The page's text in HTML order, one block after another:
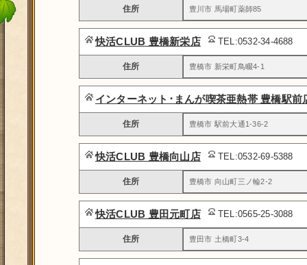
住所 豊川市 馬場町薬師85
快活CLUB 豊橋新栄店 TEL:0532-34-4688
住所 豊橋市 新栄町鳥畷4-1
インターネット･まんが喫茶亜熱帯 豊橋駅前
住所 豊橋市 駅前大通1-36-2
快活CLUB 豊橋向山店 TEL:0532-69-5388
住所 豊橋市 向山町三ノ輪2-2
快活CLUB 豊田元町店 TEL:0565-25-3088
住所 豊田市 土橋町3-4